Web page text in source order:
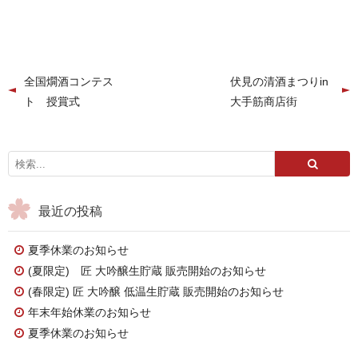
全国燗酒コンテス
ト 授賞式
伏見の清酒まつりin
大手筋商店街
最近の投稿
夏季休業のお知らせ
(夏限定) 匠 大吟醸生貯蔵 販売開始のお知らせ
(春限定) 匠 大吟醸 低温生貯蔵 販売開始のお知らせ
年末年始休業のお知らせ
夏季休業のお知らせ